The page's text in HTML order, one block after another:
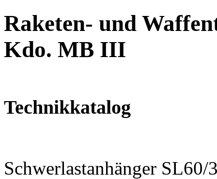
Raketen- und
Kdo. MB III
Technikkatalog
Schwerlastanhänger SL60/